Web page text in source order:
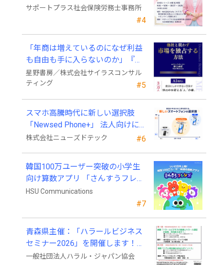
#4
座、2026年9月開講
サポートプラス社会保険労務士事務所
#5
「年商は増えているのになぜ利益
も自由も手に入らないのか」『他
社と競わず 市場を独占する方法』
発売
星野書房／株式会社サイラスコンサル
ティング
#6
スマホ高騰時代に新しい選択肢
「Newsed Phone+」 法人向けに7
月23日から販売開始
株式会社ニューズドテック
#7
韓国100万ユーザー突破の小学生
向け算数アプリ 「さんすうフレン
ズ」、ついに日本上陸!
HSU Communications
青森県主催：「ハラールビジネス
セミナー2026」を開催します！
（参加費無料）
一般社団法人ハラル・ジャパン協会